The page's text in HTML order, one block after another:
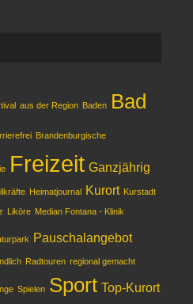
aus der Region Baden Bad
Brandenburgische
Freizeit Ganzjährig
Heimatjournal Kurort Kurstadt
Liköre Median Fontana - Klinik
Pauschalangebot
Radtouren regional gemacht
Spielen Sport Top-Kurort